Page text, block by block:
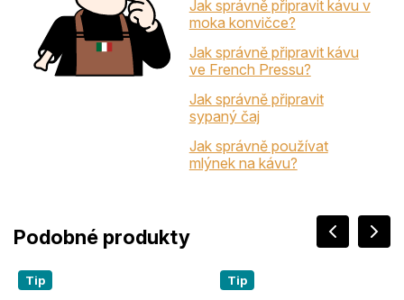
Jak správně připravit kávu v
moka konvičce?
Jak správně připravit kávu
ve French Pressu?
Jak správně připravit
sypaný čaj
Jak správně používat
mlýnek na kávu?
Tip Tip